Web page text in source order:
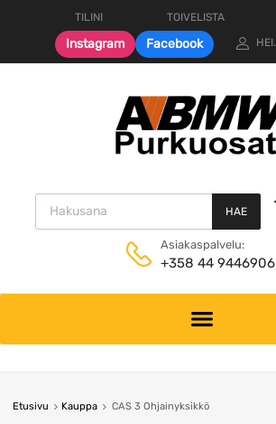
TILINI TOIVELISTA
Instagram Facebook HEI.
Products search
HAE
Asiakaspalvelu:
+358 44 9446906
content
Etusivu Kauppa CAS 3 Ohjainyksikkö